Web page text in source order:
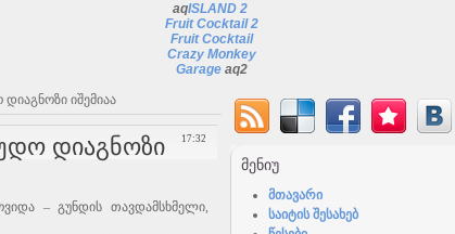
aqISLAND 2
Fruit Cocktail 2
Fruit Cocktail
Crazy Monkey
Garage aq2
იშემიაა
17:32
დიაგნოზი
– გუნდის თავდამსხმელი,
ᲛᲔᲜᲘᲣ
მთავარი
საიტის შესახებ